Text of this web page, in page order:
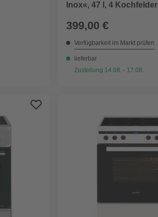
Inox«, 47 l, 4 Kochfelder
399,00 €
Verfügbarkeit im Markt prüfen
lieferbar
Zustellung 14.08. - 17.08.